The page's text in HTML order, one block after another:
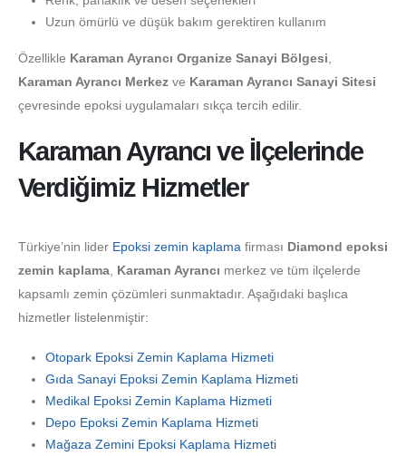
Uzun ömürlü ve düşük bakım gerektiren kullanım
Özellikle Karaman Ayrancı Organize Sanayi Bölgesi
Karaman Ayrancı Merkez ve Karaman Ayrancı Sanayi Sitesi
çevresinde epoksi uygulamaları sıkça tercih edilir.
Karaman Ayrancı ve İlçelerinde
Verdiğimiz Hizmetler
Türkiye’nin lider Epoksi zemin kaplama firması Diamond epoksi
zemin kaplama, Karaman Ayrancı merkez ve tüm ilçelerde
kapsamlı zemin çözümleri sunmaktadır. Aşağıdaki başlıca
hizmetler listelenmiştir:
Otopark Epoksi Zemin Kaplama Hizmeti
Gıda Sanayi Epoksi Zemin Kaplama Hizmeti
Medikal Epoksi Zemin Kaplama Hizmeti
Depo Epoksi Zemin Kaplama Hizmeti
Mağaza Zemini Epoksi Kaplama Hizmeti